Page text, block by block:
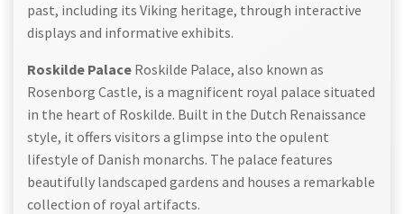
past, including its Viking heritage, through interactive
displays and informative exhibits.
Roskilde Palace Roskilde Palace, also known as
Rosenborg Castle, is a magnificent royal palace situated
in the heart of Roskilde. Built in the Dutch Renaissance
style, it offers visitors a glimpse into the opulent
lifestyle of Danish monarchs. The palace features
beautifully landscaped gardens and houses a remarkable
collection of royal artifacts.